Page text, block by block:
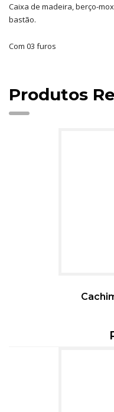
Caixa de madeira, berço-
bastão.
Com 03 furos
Produtos